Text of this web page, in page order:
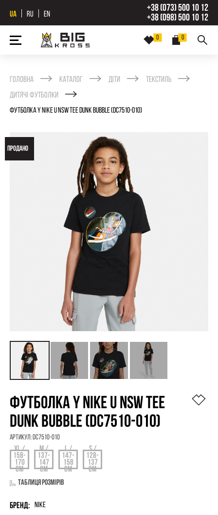
UA RU EN
+38 (073) 500 10 12
+38 (098) 500 10 12
0
0
Головна Каталог Діти
Текстиль
Дитячі футболки
ФУТБОЛКА Y NIKE U NSW TEE DUNK BUBBLE (DC7510-010)
ПРОДАНО
ФУТБОЛКА Y NIKE U NSW TEE
DUNK BUBBLE (DC7510-010)
Артикул:DC7510-010
Таблиця розмірів
Бренд: Nike